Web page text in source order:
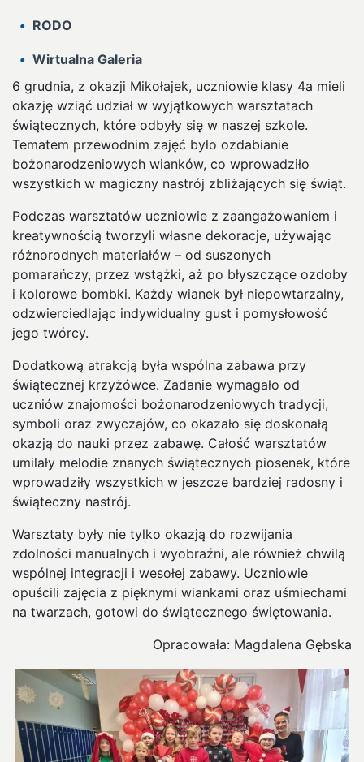
RODO
Wirtualna Galeria
6 grudnia, z okazji Mikołajek, uczniowie klasy 4a mieli
okazję wziąć udział w wyjątkowych warsztatach
świątecznych, które odbyły się w naszej szkole.
Tematem przewodnim zajęć było ozdabianie
bożonarodzeniowych wianków, co wprowadziło
wszystkich w magiczny nastrój zbliżających się świąt.
Podczas warsztatów uczniowie z zaangażowaniem i
kreatywnością tworzyli własne dekoracje, używając
różnorodnych materiałów – od suszonych
pomarańczy, przez wstążki, aż po błyszczące ozdoby
i kolorowe bombki. Każdy wianek był niepowtarzalny,
odzwierciedlając indywidualny gust i pomysłowość
jego twórcy.
Dodatkową atrakcją była wspólna zabawa przy
świątecznej krzyżówce. Zadanie wymagało od
uczniów znajomości bożonarodzeniowych tradycji,
symboli oraz zwyczajów, co okazało się doskonałą
okazją do nauki przez zabawę. Całość warsztatów
umilały melodie znanych świątecznych piosenek, które
wprowadziły wszystkich w jeszcze bardziej radosny i
świąteczny nastrój.
Warsztaty były nie tylko okazją do rozwijania
zdolności manualnych i wyobraźni, ale również chwilą
wspólnej integracji i wesołej zabawy. Uczniowie
opuścili zajęcia z pięknymi wiankami oraz uśmiechami
na twarzach, gotowi do świątecznego świętowania.
Opracowała: Magdalena Gębska